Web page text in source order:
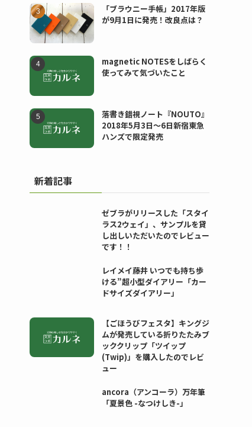
「ブラウニー手帳」2017年版
が9月1日に発売！改良点は？
magnetic NOTESをしばらく
使ってみて気づいたこと
落書き錯視ノート『NOUTO』
2018年5月3日〜6日新宿東急
ハンズで限定発売
新着記事
ゼブラがリリースした「スタイ
ラス2ウェイ」、サンプルを貸
し出しいただいたのでレビュー
です！！
レイメイ藤井 いつでも持ち歩
ける”超小型ダイアリー「カー
ドサイズダイアリー」
【ごほうびフェスタ】キングジ
ムが発売している折りたたみブ
ッククリップ「ツイップ
(Twip)」を購入したのでレビ
ュー
ancora（アンコーラ）万年筆
「夏景色 -なつけしき-」